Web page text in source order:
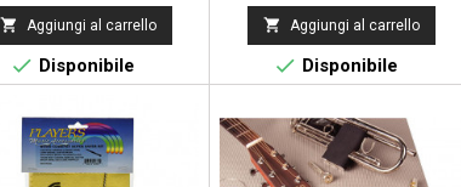
 Aggiungi al carrello
 Disponibile
 Aggiungi al carrello
 Disponibile